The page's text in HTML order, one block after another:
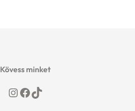
Kövess minket
Instagram
Facebook
TikTok